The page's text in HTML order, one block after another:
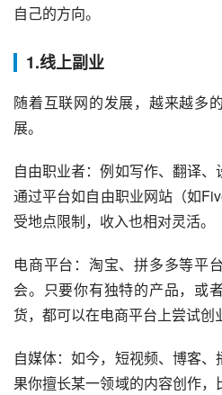
自己的方向。
1.线上副业
随着互联网的发展，越来越多
展。
自由职业者：例如写作、翻译、
通过平台如自由职业网站（如
受地点限制，收入也相对灵活。
电商平台：淘宝、拼多多等平
会。只要你有独特的产品，或
货，都可以在电商平台上尝试创
自媒体：如今，短视频、博客
果你擅长某一领域的内容创作